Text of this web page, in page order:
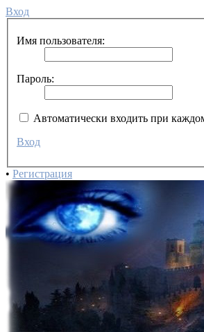
Вход
Имя пользователя:
Пароль:
Автоматически входить при
Вход
• Регистрация